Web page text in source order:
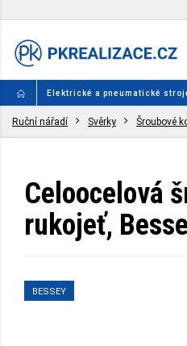
Elektrické a pneumatické
Ruční nářadí Svěrky Šroubové
Celoocelová
rukojeť,
BESSEY